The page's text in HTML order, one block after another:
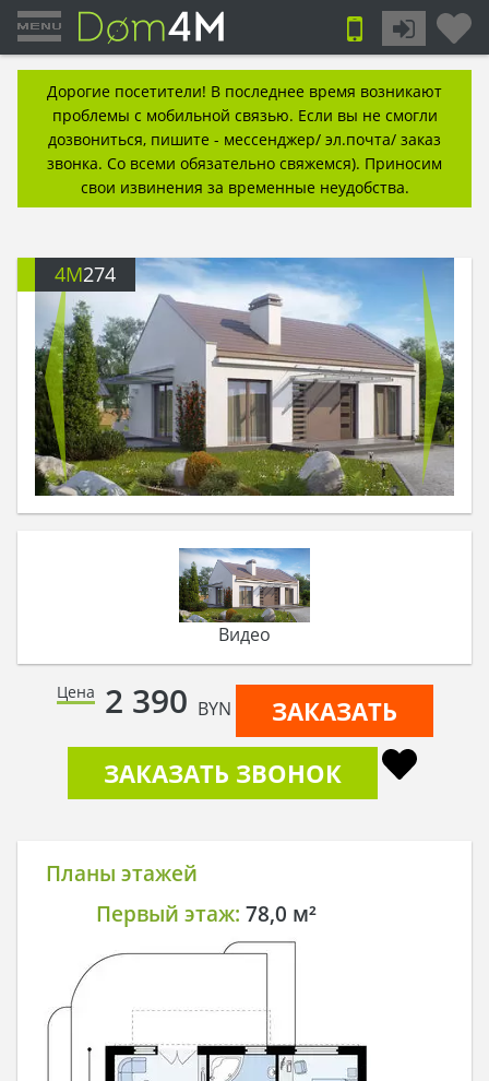
Дорогие посетители! В последнее время возникают
проблемы с мобильной связью. Если вы не смогли
дозвониться, пишите - мессенджер/ эл.почта/ заказ
звонка. Со всеми обязательно свяжемся). Приносим
свои извинения за временные неудобства.
4M274
Видео
Цена 2 390 BYN
ЗАКАЗАТЬ
ЗАКАЗАТЬ ЗВОНОК
Планы этажей
Первый этаж: 78,0 м²